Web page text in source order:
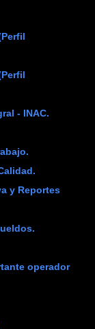
- INAC.
y Reportes
operador